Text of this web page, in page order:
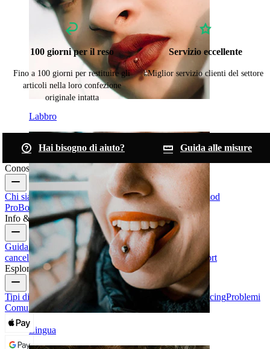
Labbro
Lingua
100 giorni per il reso
Fino a 100 giorni per restituire gli
articoli nella loro confezione
originale intatta
Servizio eccellente
Miglior servizio clienti del settore
Hai bisogno di aiuto?
Guida alle misure
Conosci Bodymod
Chi siamoBlogTermini & condizioniContattaci
Bodymod
ProBodymod CreatorsRecensioni Bodymod
Info & Aiuto
Guida alle taglieTraccia il tuo ordineConsegnaResi &
cancellazioniPagamenti Il mio accountBodymod support
Esplora
Tipi di Gioielli da PiercingMateriali dei gioielli da piercingProblemi
Comuni Dei Piercing e Cura